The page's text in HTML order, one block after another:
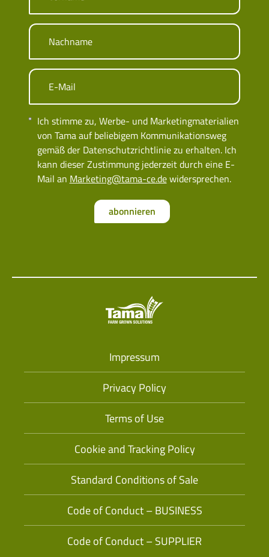
Nachname
E-Mail
Ich stimme zu, Werbe- und Marketingmaterialien
von Tama auf beliebigem Kommunikationsweg
gemäß der Datenschutzrichtlinie zu erhalten. Ich
kann dieser Zustimmung jederzeit durch eine E-
Mail an Marketing@tama-ce.dewidersprechen.
abonnieren
Impressum
Privacy Policy
Terms of Use
Cookie and Tracking Policy
Standard Conditions of Sale
Code of Conduct – BUSINESS
Code of Conduct – SUPPLIER